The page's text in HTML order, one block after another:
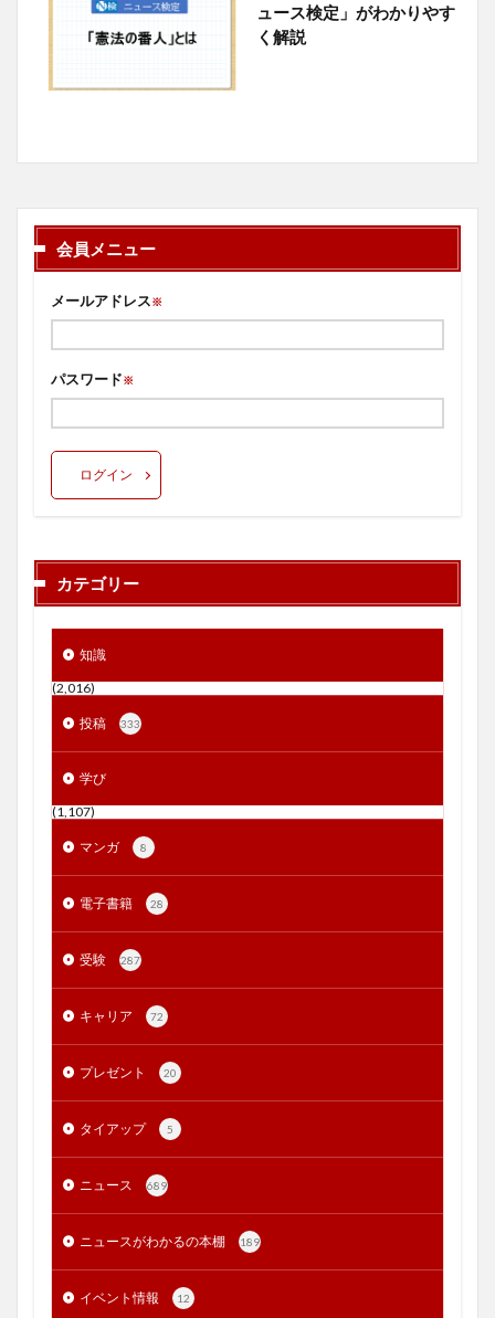
ュース検定」がわかりやす
く解説
会員メニュー
メールアドレス※
パスワード※
ログイン
カテゴリー
知識
(2,016)
投稿 333
学び
(1,107)
マンガ 8
電子書籍 28
受験 287
キャリア 72
プレゼント 20
タイアップ 5
ニュース 689
ニュースがわかるの本棚 189
イベント情報 12